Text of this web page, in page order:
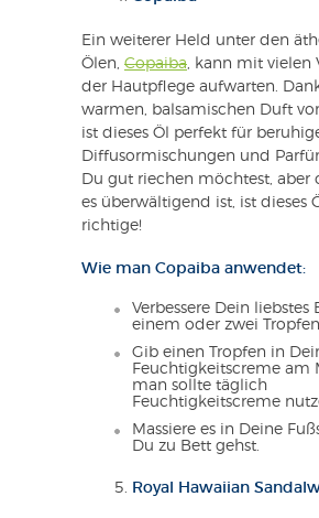
Ein weiterer Held unter den
Ölen, Copaiba, kann mit vielen
der Hautpflege aufwarten.
warmen, balsamischen Duft
ist dieses Öl perfekt für
Diffusormischungen und
Du gut riechen möchtest, aber
es überwältigend ist, ist dieses
richtige!
Wie man Copaiba anwendet:
Verbessere Dein
einem oder zwei
Gib einen Tropfen in
Feuchtigkeitscreme am
man sollte täglich
Feuchtigkeitscreme
Massiere es in Deine
Du zu Bett gehst.
Royal Hawaiian